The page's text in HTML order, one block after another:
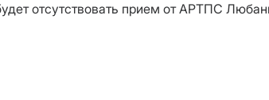
отсутствовать прием от АРТПС